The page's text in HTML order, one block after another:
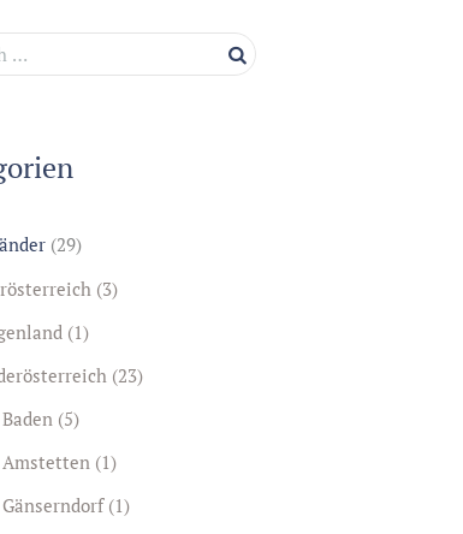
(29)
(3)
(1)
(23)
Baden (5)
Amstetten (1)
Gänserndorf(1)